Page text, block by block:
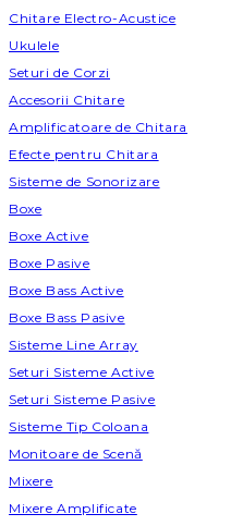
Chitare Electro-Acustice
Ukulele
Seturi de Corzi
Accesorii Chitare
Amplificatoare de Chitara
Efecte pentru Chitara
Sisteme de Sonorizare
Boxe
Boxe Active
Boxe Pasive
Boxe Bass Active
Boxe Bass Pasive
Sisteme Line Array
Seturi Sisteme Active
Seturi Sisteme Pasive
Sisteme Tip Coloana
Monitoare de Scenă
Mixere
Mixere Amplificate